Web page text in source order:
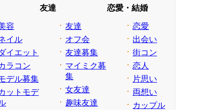
容
イル
イエット
ラコン
デル募集
ットモデ
友達
友達
オフ会
友達募集
マイミク募
集
女友達
趣味友達
恋愛・結婚
恋愛
出会い
街コン
恋人
片思い
両想い
カップル